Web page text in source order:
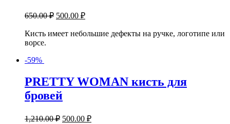
650.00₽ 500.00 ₽
Кисть имеет небольшие дефекты на ручке, логотипе или
ворсе.
-59%
PRETTY WOMAN кисть для
бровей
1,210.00₽ 500.00 ₽